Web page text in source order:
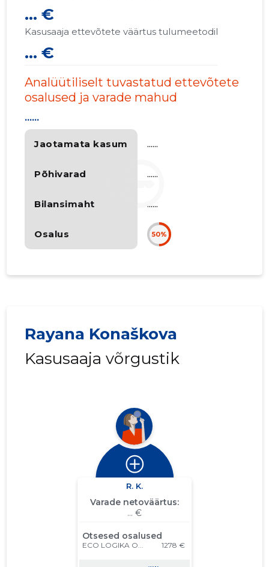
... €
Kasusaaja ettevõtete väärtus tulumeetodil
... €
Analüütiliselt tuvastatud ettevõtete
osalused ja varade mahud
Jaotamata kasum
Põhivarad
Bilansimaht
Osalus
......
......
......
......
50%
Rayana Konaškova
Kasusaaja võrgustik